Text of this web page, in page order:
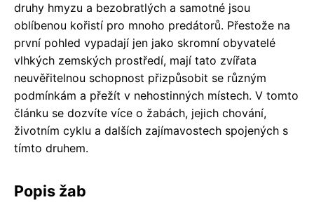
druhy hmyzu a bezobratlých a samotné jsou
oblíbenou kořistí pro mnoho predátorů. Přestože na
první pohled vypadají jen jako skromní obyvatelé
vlhkých zemských prostředí, mají tato zvířata
neuvěřitelnou schopnost přizpůsobit se různým
podmínkám a přežít v nehostinných místech. V tomto
článku se dozvíte více o žabách, jejich chování,
životním cyklu a dalších zajímavostech spojených s
tímto druhem.
Popis žab